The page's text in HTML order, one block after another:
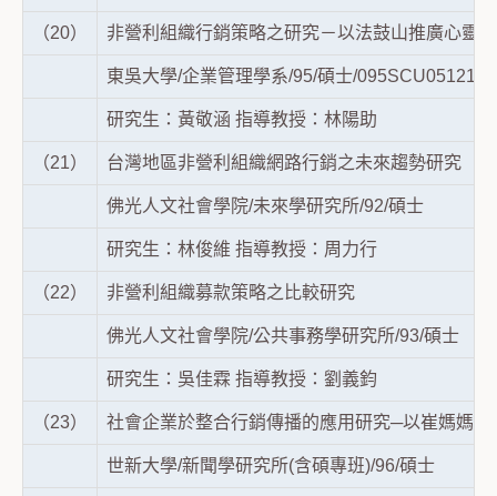
（20） 非營利組織行銷策略之研究－以法鼓山推廣心靈
東吳大學/企業管理學系/95/碩士/
研究生：黃敬涵 指導教授：林陽助
（21） 台灣地區非營利組織網路行銷之未來趨勢研究
佛光人文社會學院/未來學研究所/92/碩士
研究生：林俊維 指導教授：周力行
（22） 非營利組織募款策略之比較研究
佛光人文社會學院/公共事務學研究所/93/碩士
研究生：吳佳霖 指導教授：劉義鈞
（23） 社會企業於整合行銷傳播的應用研究─以崔媽媽基
世新大學/新聞學研究所(含碩專班)/96/碩士